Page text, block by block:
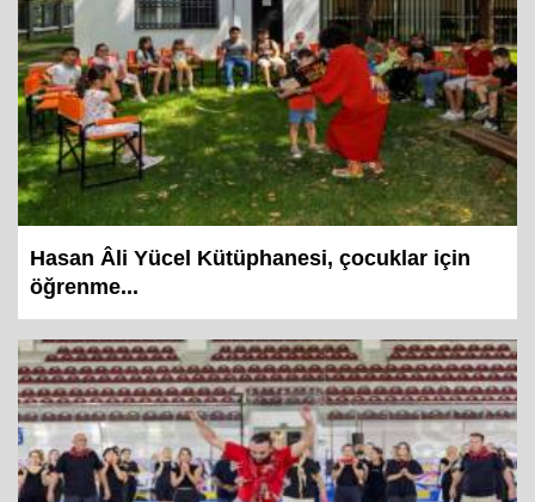
Hasan Âli Yücel Kütüphanesi, çocuklar için
öğrenme...